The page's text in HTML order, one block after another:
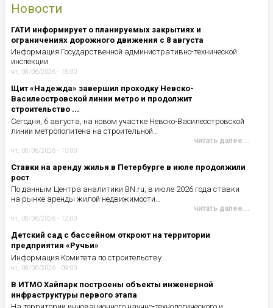
Новости
ГАТИ информирует о планируемых закрытиях и
ограничениях дорожного движения с 8 августа
Информация Государственной административно-технической
инспекции
чт, 08/06/2026 - 18:00
Щит «Надежда» завершил проходку Невско-
Василеостровской линии метро и продолжит
строительство ...
Сегодня, 6 августа, на новом участке Невско-Василеостровской
линии метрополитена на строительной…
читать далее...
чт, 08/06/2026 - 15:00
Ставки на аренду жилья в Петербурге в июле продолжили
рост
По данным Центра аналитики BN.ru, в июле 2026 года ставки
на рынке аренды жилой недвижимости…
читать далее...
чт, 08/06/2026 - 12:00
Детский сад с бассейном откроют на территории
предприятия «Ручьи»
Информация Комитета по строительству
чт, 08/06/2026 - 09:00
В ИТМО Хайпарк построены объекты инженерной
инфраструктуры первого этапа